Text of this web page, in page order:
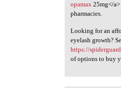
opamax25mg</a>
pharmacies.
Looking for an
eyelash growth?
https://
of options to buy